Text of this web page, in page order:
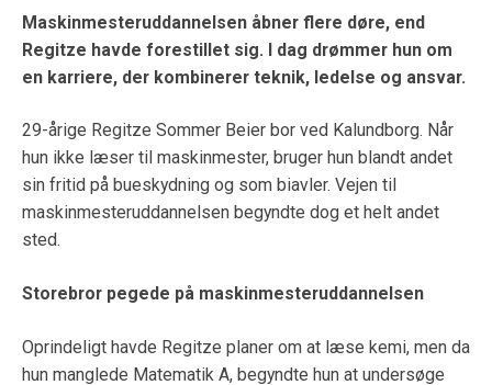
Maskinmesteruddannelsen åbner flere døre, end
Regitze havde forestillet sig. I dag drømmer hun om
en karriere, der kombinerer teknik, ledelse og ansvar.
29-årige Regitze Sommer Beier bor ved Kalundborg. Når
hun ikke læser til maskinmester, bruger hun blandt andet
sin fritid på bueskydning og som biavler. Vejen til
maskinmesteruddannelsen begyndte dog et helt andet
sted.
Storebror pegede på maskinmesteruddannelsen
Oprindeligt havde Regitze planer om at læse kemi, men da
hun manglede Matematik A, begyndte hun at undersøge